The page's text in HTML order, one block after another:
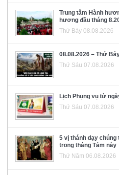
Trung tâm Hành
hương đầu tháng
Thứ Bảy 08.08.2026
08.08.2026 – Thứ
Thứ Sáu 07.08.2026
Lịch Phụng vụ từ
Thứ Sáu 07.08.2026
5 vị thánh dạy chúng
trong tháng Tám này
Thứ Năm 06.08.2026